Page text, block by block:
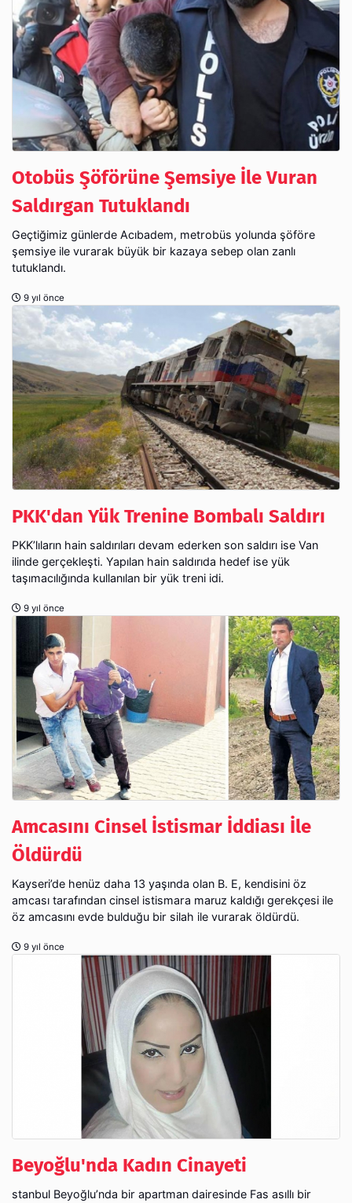
Otobüs Şöförüne Şemsiye İle Vuran
Saldırgan Tutuklandı
Geçtiğimiz günlerde Acıbadem, metrobüs yolunda şöföre
şemsiye ile vurarak büyük bir kazaya sebep olan zanlı
tutuklandı.
9 yıl önce
PKK'dan Yük Trenine Bombalı Saldırı
PKK’lıların hain saldırıları devam ederken son saldırı ise Van
ilinde gerçekleşti. Yapılan hain saldırıda hedef ise yük
taşımacılığında kullanılan bir yük treni idi.
9 yıl önce
Amcasını Cinsel İstismar İddiası İle
Öldürdü
Kayseri’de henüz daha 13 yaşında olan B. E, kendisini öz
amcası tarafından cinsel istismara maruz kaldığı gerekçesi ile
öz amcasını evde bulduğu bir silah ile vurarak öldürdü.
9 yıl önce
Beyoğlu'nda Kadın Cinayeti
stanbul Beyoğlu’nda bir apartman dairesinde Fas asıllı bir